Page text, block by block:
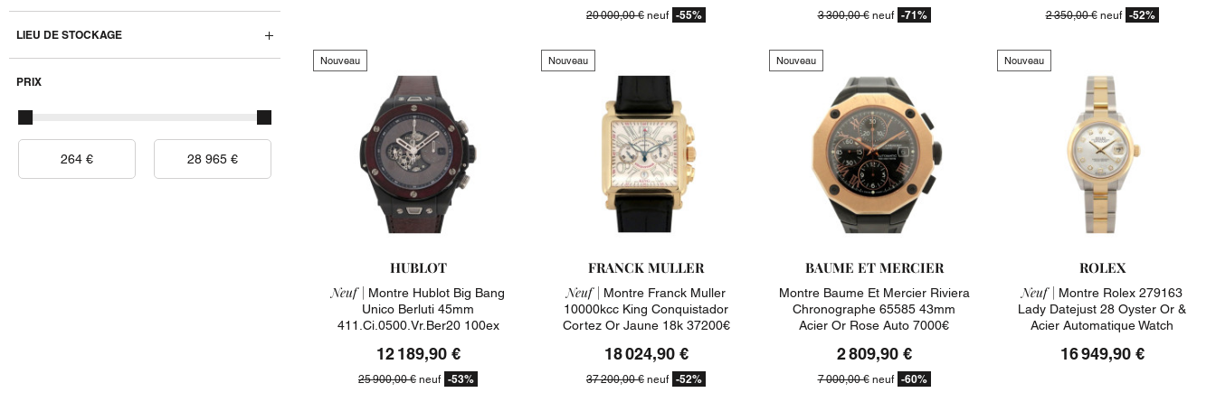
LIEU DE STOCKAGE
PRIX
20 000,00 € neuf -55% 3 300,00 €neuf -71% 2 350,00 €neuf -52%
Nouveau
HUBLOT
Neuf | Montre Hublot Big Bang
Unico Berluti 45mm
411.ci.0500.vr.ber20 100ex
12 189,90 €
25 900,00 € neuf -53%
Nouveau
FRANCK MULLER
Neuf | Montre Franck Muller
10000kcc King Conquistador
Cortez Or Jaune 18k 37200€
18 024,90 €
37 200,00 € neuf -52%
Nouveau
BAUME ET MERCIER
Montre Baume Et Mercier Riviera
Chronographe 65585 43mm
Acier Or Rose Auto 7000€
2 809,90 €
7 000,00 €neuf -60%
Nouveau
ROLEX
Neuf | Montre Rolex 279163
Lady Datejust 28 Oyster Or &
Acier Automatique Watch
16 949,90 €